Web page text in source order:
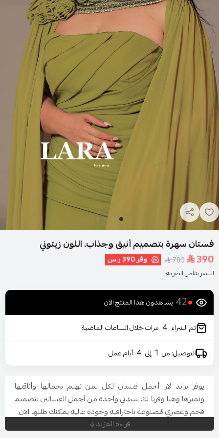
فستان سهرة بتصميم أنيق وجذاب. اللون زيتوني
390
780 وفر390 ر.س
السعر شامل الضريبه
42 يشاهدون هذا المنتج الآن
تم الشراء 4 مرات خلال الساعات الماضية
التوصيل: من 1 إلى 4 أيام عمل
يوفر براند لارا أجمل فستان لكل لمن تهتم بجمالها وأناقتها
وتميزها وهنا وفرنا لك سيدتي واحدة من أجملالفساتينبتصميم
فخموعصري مُصنوعة باحترافية وجودة عالية يمكنك طلبها الان
المناسبة: حفل - خطوبة - زواجقراءة المزيد